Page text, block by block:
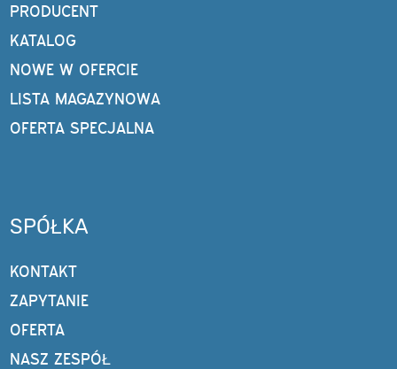
PRODUCENT
KATALOG
NOWE W OFERCIE
LISTA MAGAZYNOWA
OFERTA SPECJALNA
SPÓŁKA
KONTAKT
ZAPYTANIE
OFERTA
NASZ ZESPÓŁ